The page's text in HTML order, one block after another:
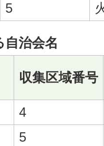
5
自治会名
収集区域番号
4
5